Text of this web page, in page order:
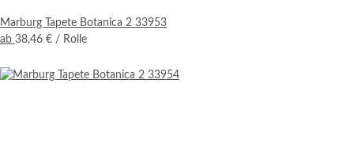
Marburg Tapete Botanica 2 33953
ab 38,46 € / Rolle